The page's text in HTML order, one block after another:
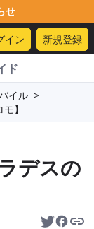
せ
イン 新規登録
ド
イル >
】
デスの